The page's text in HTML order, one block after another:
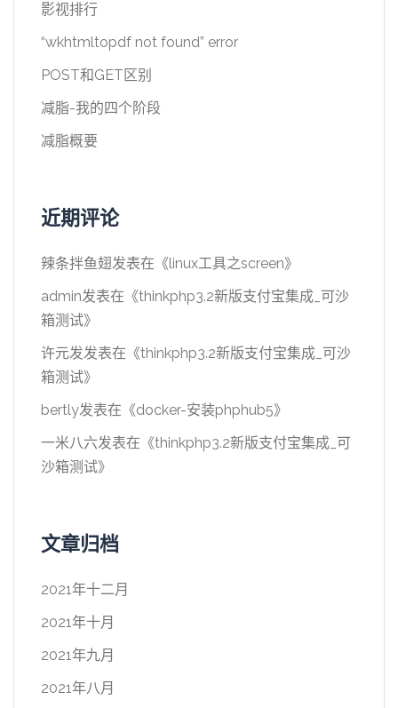
影视排行
“wkhtmltopdf not found” error
POST和GET区别
减脂-我的四个阶段
减脂概要
近期评论
辣条拌鱼翅发表在《linux工具之screen》
admin发表在《thinkphp3.2新版支付宝集成_可沙
箱测试》
许元发发表在《thinkphp3.2新版支付宝集成_可沙
箱测试》
bertly发表在《docker-安装phphub5》
一米八六发表在《thinkphp3.2新版支付宝集成_可
沙箱测试》
文章归档
2021年十二月
2021年十月
2021年九月
2021年八月